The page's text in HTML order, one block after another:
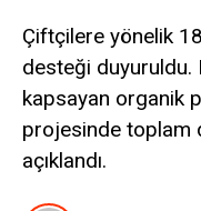
Çiftçilere yönelik
desteği duyuruldu.
kapsayan organik
projesinde toplam
açıklandı.